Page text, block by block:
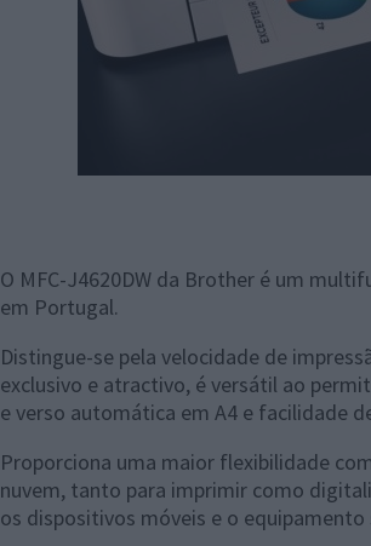
O MFC-J4620DW da Brother é um
em Portugal.
Distingue-se pela velocidade de
exclusivo e atractivo, é versátil ao
e verso automática em A4 e facilidade
Proporciona uma maior flexibilidade
nuvem, tanto para imprimir como
os dispositivos móveis e o equipamento